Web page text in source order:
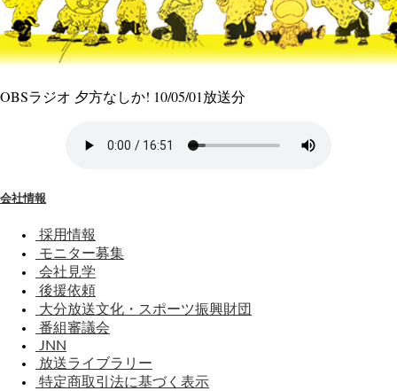
OBSラジオ 夕方なしか! 10/05/01放送分
会社情報
採用情報
モニター募集
会社見学
後援依頼
大分放送文化・スポーツ振興財団
番組審議会
JNN
放送ライブラリー
特定商取引法に基づく表示